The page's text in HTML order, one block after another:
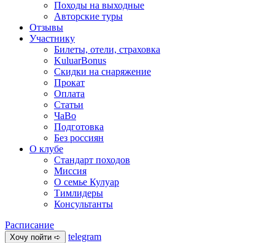
Походы на выходные
Авторские туры
Отзывы
Участнику
Билеты, отели, страховка
KuluarBonus
Скидки на снаряжение
Прокат
Оплата
Статьи
ЧаВо
Подготовка
Без россиян
О клубе
Стандарт походов
Миссия
О семье Кулуар
Тимлидеры
Консультанты
Расписание
Хочу пойти ➪
telegram